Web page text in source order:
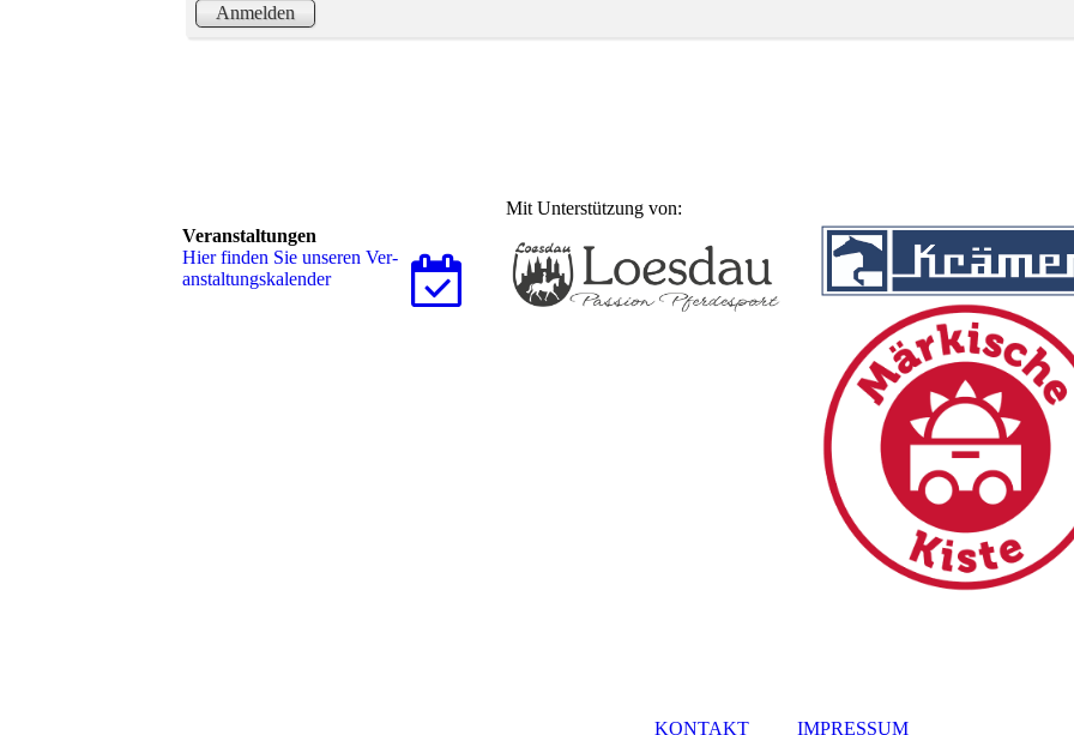
Anmelden
Veranstaltungen
Hier finden Sie unseren Ver­
an­stal­tungs­ka­len­der
Mit Unterstützung von:
KONTAKT IMPRESSUM